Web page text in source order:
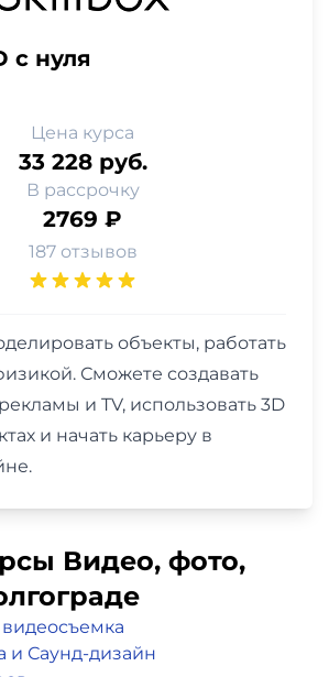
с нуля
Цена курса
33 228 руб.
В рассрочку
2769 ₽
187 отзывов
объекты, работать
Сможете создавать
и TV, использовать 3D
и начать карьеру в
Видео, фото,
и Саунд-дизайн